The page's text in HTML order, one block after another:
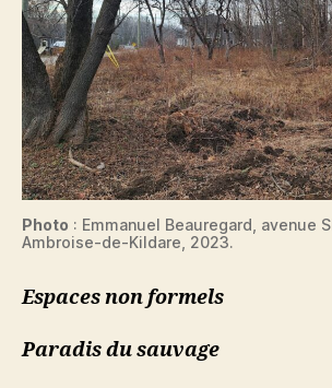
Photo : Emmanuel Beauregard, avenue
Ambroise-de-Kildare, 2023.
Espaces non formels
Paradis du sauvage